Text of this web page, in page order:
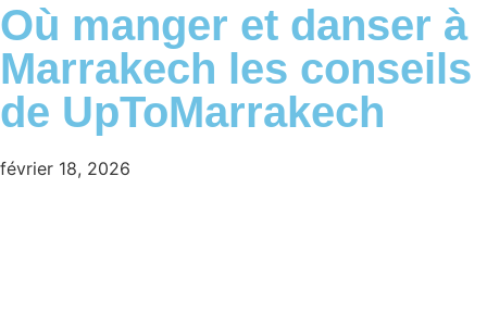
Où manger et danser à
Marrakech les conseils
de UpToMarrakech
février 18, 2026